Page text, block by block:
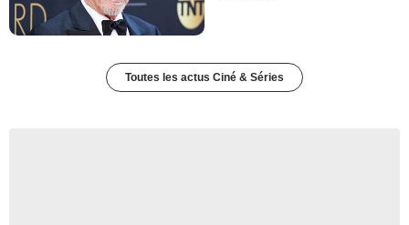
Toutes les actus Ciné & Séries